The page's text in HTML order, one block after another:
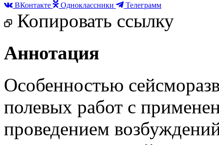
ВКонтакте Одноклассники Телеграмм
Копировать ссылку
Аннотация
Особенностью
полевых работ с
проведением